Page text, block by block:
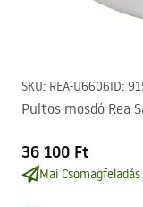
SKU: REA-U6606ID:
Pultos mosdó Rea
36 100 Ft
Mai Csomagfeladás